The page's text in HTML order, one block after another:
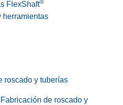
FlexShaft®
herramientas
roscado y tuberías
de roscado y